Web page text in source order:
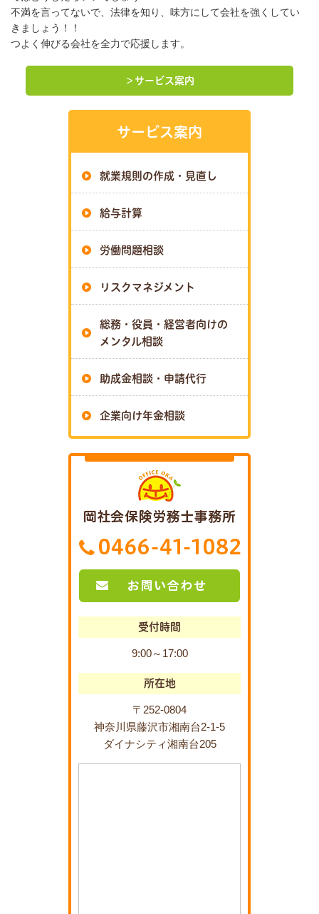
不満を言ってないで、法律を知り、味方にして会社を強くしてい
きましょう！！
つよく伸びる会社を全力で応援します。
＞サービス案内
サービス案内
就業規則の作成・見直し
給与計算
労働問題相談
リスクマネジメント
総務・役員・経営者向けの
メンタル相談
助成金相談・申請代行
企業向け年金相談
受付時間
9:00～17:00
所在地
〒252-0804
神奈川県藤沢市湘南台2-1-5
ダイナシティ湘南台205